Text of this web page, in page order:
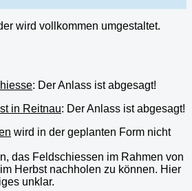
wird vollkommen umgestaltet.
: Der Anlass ist abgesagt!
in Reitnau: Der Anlass ist abgesagt!
wird in der geplanten Form nicht
n, das Feldschiessen im Rahmen von
Herbst nachholen zu können. Hier
unklar.